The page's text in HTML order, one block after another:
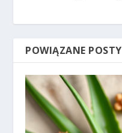
POWIĄZANE POSTY